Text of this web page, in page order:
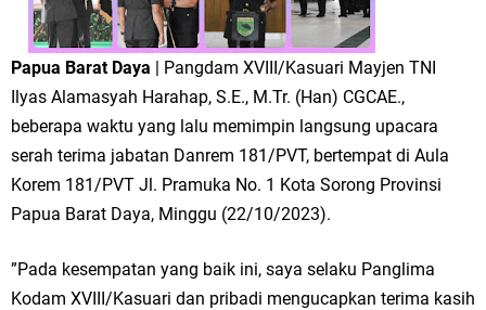
Papua Barat Daya | Pangdam XVIII/Kasuari Mayjen TNI
Ilyas Alamasyah Harahap, S.E., M.Tr. (Han) CGCAE.,
beberapa waktu yang lalu memimpin langsung upacara
serah terima jabatan Danrem 181/PVT, bertempat di Aula
Korem 181/PVT Jl. Pramuka No. 1 Kota Sorong Provinsi
Papua Barat Daya, Minggu (22/10/2023).
”Pada kesempatan yang baik ini, saya selaku Panglima
Kodam XVIII/Kasuari dan pribadi mengucapkan terima kasih